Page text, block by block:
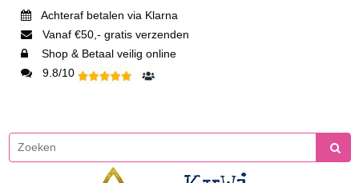
Achteraf betalen via Klarna
Vanaf €50,- gratis verzenden
Shop & Betaal veilig online
9.8/10